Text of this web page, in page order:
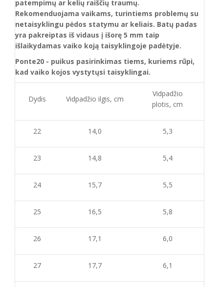
patempimų ar kelių raiščių traumų.
Rekomenduojama vaikams, turintiems problemų su
netaisyklingu pėdos statymu ar keliais. Batų padas
yra pakreiptas iš vidaus į išorę 5 mm taip
išlaikydamas vaiko koją taisyklingoje padėtyje.
Ponte20 - puikus pasirinkimas tiems, kuriems rūpi,
kad vaiko kojos vystytųsi taisyklingai.
Dydis Vidpadžio ilgis, cm
Vidpadžio
plotis, cm
22 14,0 5,3
23 14,8 5,4
24 15,7 5,5
25 16,5 5,8
26 17,1 6,0
27 17,7 6,1